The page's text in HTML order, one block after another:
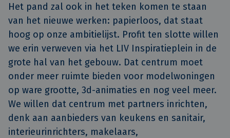
Het pand zal ook in het teken komen te staan
van het nieuwe werken: papierloos, dat staat
hoog op onze ambitielijst. Profit ten slotte willen
we erin verweven via het LIV Inspiratieplein in de
grote hal van het gebouw. Dat centrum moet
onder meer ruimte bieden voor modelwoningen
op ware grootte, 3d-animaties en nog veel meer.
We willen dat centrum met partners inrichten,
denk aan aanbieders van keukens en sanitair,
interieurinrichters, makelaars,